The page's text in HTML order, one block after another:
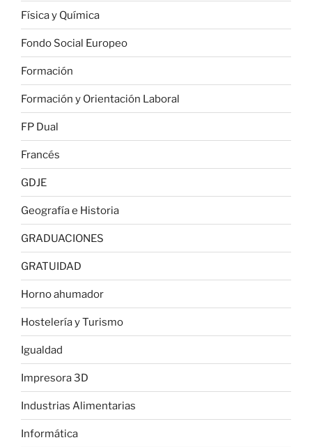
Física y Química
Fondo Social Europeo
Formación
Formación y Orientación Laboral
FP Dual
Francés
GDJE
Geografía e Historia
GRADUACIONES
GRATUIDAD
Horno ahumador
Hostelería y Turismo
Igualdad
Impresora 3D
Industrias Alimentarias
Informática